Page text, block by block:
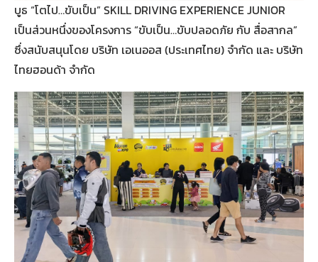
บูธ “โตไป…ขับเป็น” SKILL DRIVING EXPERIENCE JUNIOR
เป็นส่วนหนึ่งของโครงการ “ขับเป็น…ขับปลอดภัย กับ สื่อสากล”
ซึ่งสนับสนุนโดย บริษัท เอเนออส (ประเทศไทย) จำกัด และ บริษัท
ไทยฮอนด้า จำกัด